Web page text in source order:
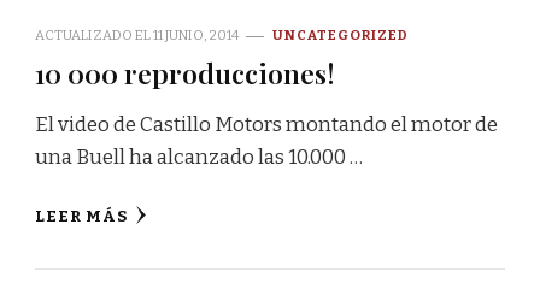
ACTUALIZADO EL11 JUNIO, 2014 UNCATEGORIZED
10 000 reproducciones!
El video de Castillo Motors montando el motor de
una Buell ha alcanzado las 10.000 …
LEER MÁS